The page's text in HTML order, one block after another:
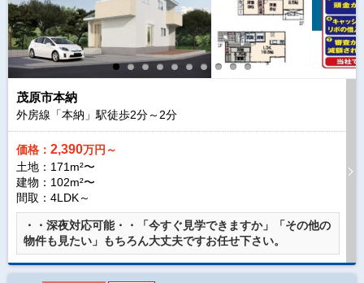
茂原市本納
外房線「本納」駅徒歩2分～ 2分
価格： 2,390万円～
土地：171m²〜
建物：102m²〜
間取：4LDK～
・・深夜対応可能・・「今すぐ見学できますか」「その他の
物件も見たい」もちろん大丈夫ですお任せ下さい。